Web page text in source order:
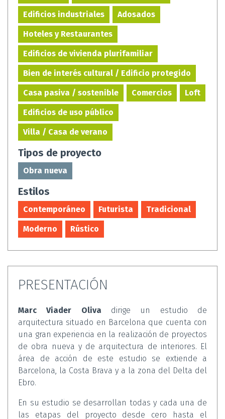
Edificios industriales Adosados
Hoteles y Restaurantes
Edificios de vivienda plurifamiliar
Bien de interés cultural / Edificio protegido
Casa pasiva / sostenible Comercios Loft
Edificios de uso público
Villa / Casa de verano
Tipos de proyecto
Obra nueva
Estilos
Contemporáneo Futurista Tradicional
Moderno Rústico
PRESENTACIÓN
Marc Viader Oliva dirige un estudio de
arquitectura situado en Barcelona que cuenta con
una gran experiencia en la realización de proyectos
de obra nueva y de arquitectura de interiores. El
área de acción de este estudio se extiende a
Barcelona, la Costa Brava y a la zona del Delta del
Ebro.
En su estudio se desarrollan todas y cada una de
las etapas del proyecto desde cero hasta el